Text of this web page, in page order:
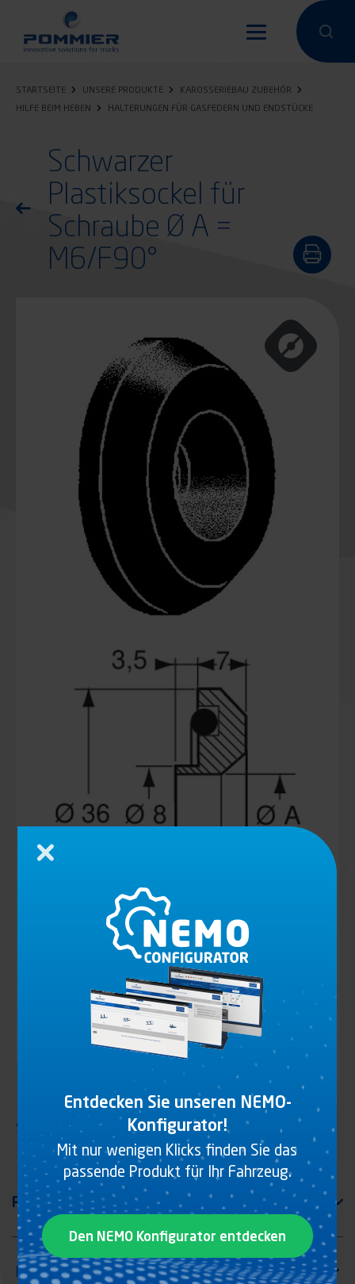
Inhalt
Eine
Eine
STARTSEITE UNSERE PRODUKTE
KAROSSERIEBAU ZUBEHÖR
HILFE BEIM HEBEN
HALTERUNGEN FÜR GASFEDERN UND ENDSTÜCKE
Zurück zur Produktliste
Schwarzer
Plastiksockel für
Schraube Ø A =
M6/F90°
Schwarzer Plastiksockel für Schraube Ø A = M6/F90°
Entdecken Sie unseren NEMO-
Konfigurator!
Mit nur wenigen Klicks finden Sie das
passende Produkt für Ihr Fahrzeug.
Den NEMO Konfigurator entdecken